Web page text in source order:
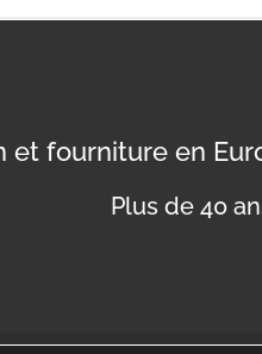
et fourniture en
Plus de 40